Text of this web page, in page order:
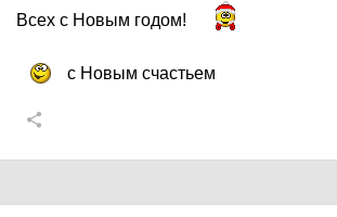
Всех с Новым годом!
с Новым счастьем